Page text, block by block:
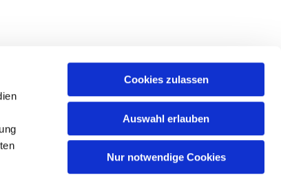
Cookies zulassen
Auswahl erlauben
Nur notwendige Cookies